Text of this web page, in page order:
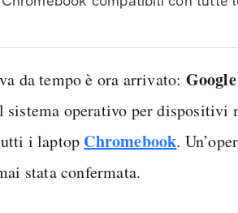
da tempo è ora arrivato:
sistema operativo per
i laptop Chromebook.
stata confermata.